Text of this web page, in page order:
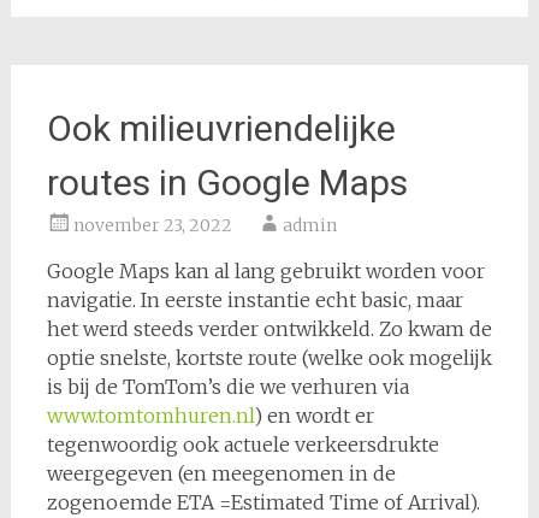
Ook milieuvriendelijke
routes in Google Maps
november 23, 2022 admin
Google Maps kan al lang gebruikt worden voor
navigatie. In eerste instantie echt basic, maar
het werd steeds verder ontwikkeld. Zo kwam de
optie snelste, kortste route (welke ook mogelijk
is bij de TomTom’s die we verhuren via
www.tomtomhuren.nl) en wordt er
tegenwoordig ook actuele verkeersdrukte
weergegeven (en meegenomen in de
zogenoemde ETA =Estimated Time of Arrival).